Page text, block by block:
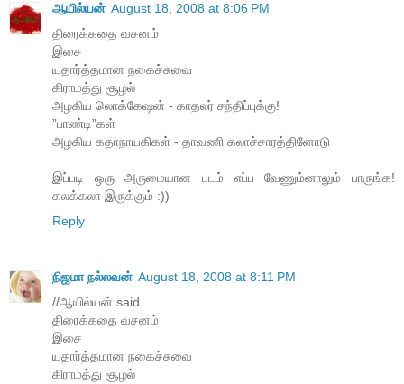
ஆயில்யன் August 18, 2008 at 8:06 PM
திரைக்கதை வசனம்
இசை
யதார்த்தமான நகைச்சுவை
கிராமத்து சூழல்
அழகிய லொக்கேஷன் - காதலர் சந்திப்புக்கு!
”பாண்டி”கள்
அழகிய கதாநாயகிகள் - தாவணி கலாச்சாரத்தினோடு
இப்படி ஒரு அருமையான படம் எப்ப வேணும்னாலும் பாருங்க!
கலக்கலா இருக்கும் :))
Reply
நிஜமா நல்லவன் August 18, 2008 at 8:11 PM
//ஆயில்யன் said...
திரைக்கதை வசனம்
இசை
யதார்த்தமான நகைச்சுவை
கிராமத்து சூழல்